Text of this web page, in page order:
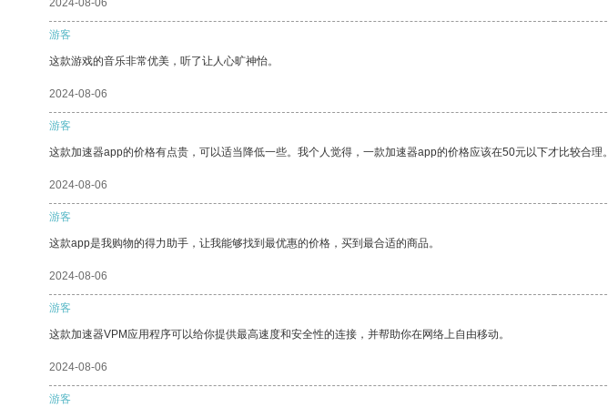
2024-08-06
游客
这款游戏的音乐非常优美，听了让人心旷神怡。
2024-08-06
游客
这款加速器app的价格有点贵，可以适当降低一些。我个人觉得，一款加速器app的价格应该在50元以下才比较合理。
2024-08-06
游客
这款app是我购物的得力助手，让我能够找到最优惠的价格，买到最合适的商品。
2024-08-06
游客
这款加速器VPM应用程序可以给你提供最高速度和安全性的连接，并帮助你在网络上自由移动。
2024-08-06
游客